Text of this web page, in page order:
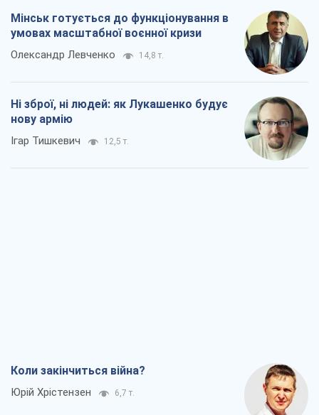
Мінськ готується до функціонування в
умовах масштабної воєнної кризи
Олександр Левченко 14,8 т.
Ні зброї, ні людей: як Лукашенко будує
нову армію
Ігар Тишкевич 12,5 т.
Коли закінчиться війна?
Юрій Хрістензен 6,7 т.